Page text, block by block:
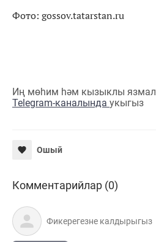
Фото: gossov.tatarstan.ru
Иң мөһим һәм кызыклы
Telegram-каналында укыгыз
Ошый
Комментарийлар (0)